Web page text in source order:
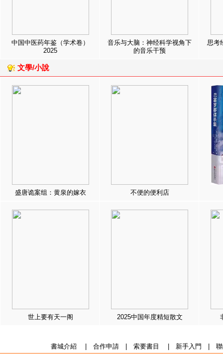
中国中医药年鉴（学术卷）
2025
音乐与大脑：神经科学视角下
的音乐干预
思考
文學/小說
盛唐诡案组：黄泉的嫁衣 不便的便利店
世上要有天一阁 2025中国年度精短散文
書城介紹 合作申請| 索要書目 新手入門